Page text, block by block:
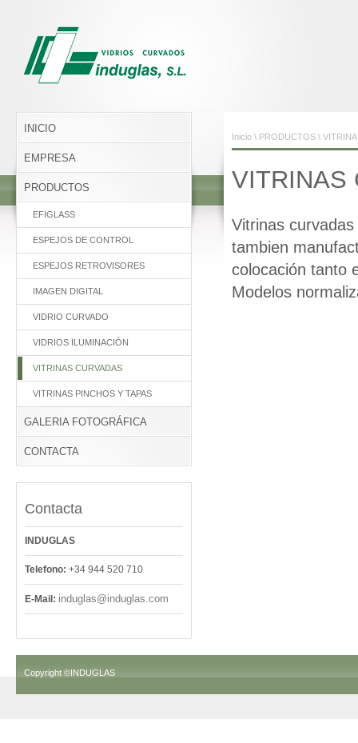
INICIO
EMPRESA
PRODUCTOS
EFIGLASS
ESPEJOS DE CONTROL
ESPEJOS RETROVISORES
IMAGEN DIGITAL
VIDRIO CURVADO
VIDRIOS ILUMINACIÓN
VITRINAS CURVADAS
VITRINAS PINCHOS Y TAPAS
GALERIA FOTOGRÁFICA
CONTACTA
Contacta
INDUGLAS
Telefono: +34 944 520 710
E-Mail: induglas@induglas.com
Inicio \ PRODUCTOS \
VITRINAS
Vitrinas
tambien
colocación tanto
Modelos
Copyright ©INDUGLAS